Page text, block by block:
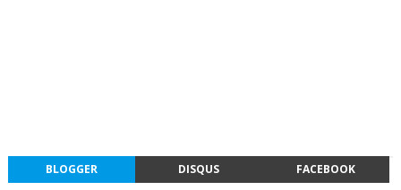
BLOGGER DISQUS FACEBOOK